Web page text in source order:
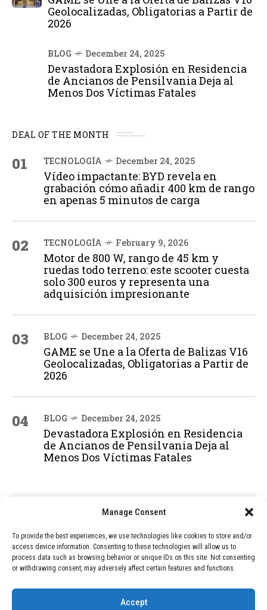
Manage Consent
To provide the best experiences, we use technologies like cookies to store and/or
access device information. Consenting to these technologies will allow us to
process data such as browsing behavior or unique IDs on this site. Not consenting
or withdrawing consent, may adversely affect certain features and functions.
Accept
Geolocalizadas, Obligatorias a Partir de
2026
BLOG December 24, 2025
Devastadora Explosión en Residencia
de Ancianos de Pensilvania Deja al
Menos Dos Víctimas Fatales
DEAL OF THE MONTH
01 TECNOLOGÍA December 24, 2025
Vídeo impactante: BYD revela en
grabación cómo añadir 400 km de rango
en apenas 5 minutos de carga
02 TECNOLOGÍA February 9, 2026
Motor de 800 W, rango de 45 km y
ruedas todo terreno: este scooter cuesta
solo 300 euros y representa una
adquisición impresionante
03 BLOG December 24, 2025
GAME se Une a la Oferta de Balizas V16
Geolocalizadas, Obligatorias a Partir de
2026
04 BLOG December 24, 2025
Devastadora Explosión en Residencia
de Ancianos de Pensilvania Deja al
Menos Dos Víctimas Fatales